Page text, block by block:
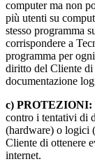
computer ma non
più utenti su
stesso programma
corrispondere a
programma per
diritto del Cliente di
documentazione
c) PROTEZIONI:
contro i tentativi di
(hardware) o logici
Cliente di ottenere
internet.